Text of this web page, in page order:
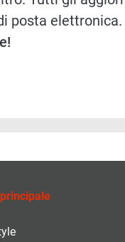
posta elettronica.